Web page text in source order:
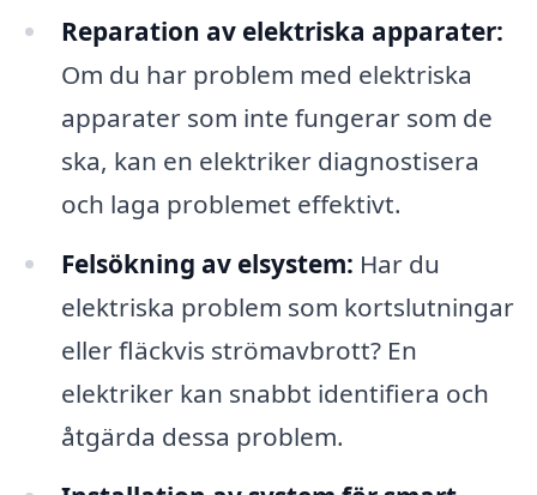
Reparation av elektriska apparater:
Om du har problem med elektriska
apparater som inte fungerar som de
ska, kan en elektriker diagnostisera
och laga problemet effektivt.
Felsökning av elsystem: Har du
elektriska problem som kortslutningar
eller fläckvis strömavbrott? En
elektriker kan snabbt identifiera och
åtgärda dessa problem.